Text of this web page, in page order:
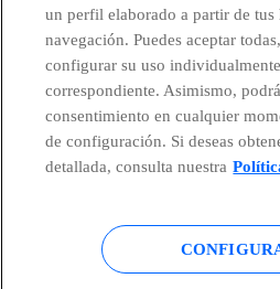
Canal de Denuncias
Centro Global Transparencia
Política de cookies
un perfil elaborado a partir de tus
navegación. Puedes aceptar
configurar su uso
correspondiente. Asimismo,
consentimiento en cualquier
de configuración. Si deseas
detallada, consulta nuestra